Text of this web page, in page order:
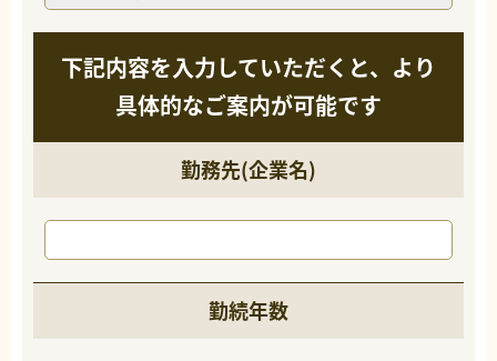
下記内容を入力していただくと、より
具体的なご案内が可能です
勤務先(企業名)
勤続年数